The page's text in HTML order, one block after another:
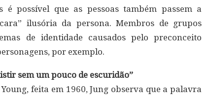
é possível que as pessoas também passem a
ilusória da persona. Membros de grupos
de identidade causados pelo preconceito
por exemplo.
sem um pouco de escuridão”
feita em 1960, Jung observa que a palavra